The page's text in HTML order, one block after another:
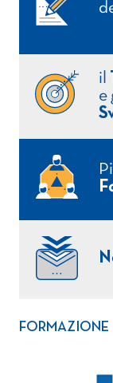
il
e
FORMAZIONE